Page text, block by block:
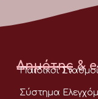
Δημότης &
Παιδικοί
Σύστημα